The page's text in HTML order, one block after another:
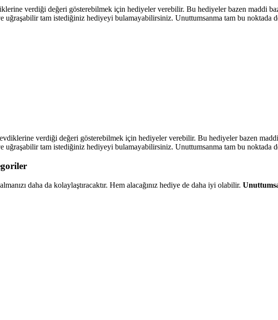
verdiği değeri gösterebilmek için hediyeler verebilir. Bu hediyeler bazen maddi
uğraşabilir tam istediğiniz hediyeyi bulamayabilirsiniz. Unuttumsanma tam bu noktada
verdiği değeri gösterebilmek için hediyeler verebilir. Bu hediyeler bazen
uğraşabilir tam istediğiniz hediyeyi bulamayabilirsiniz. Unuttumsanma tam bu noktada
daha da kolaylaştıracaktır. Hem alacağınız hediye de daha iyi olabilir.